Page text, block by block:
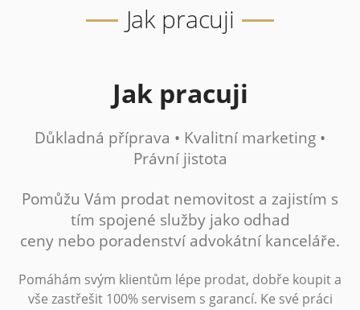
Jak pracuji
Jak pracuji
Důkladná příprava • Kvalitní marketing •
Právní jistota
Pomůžu Vám prodat nemovitost a zajistím s
tím spojené služby jako odhad
ceny nebo poradenství advokátní kanceláře.
Pomáhám svým klientům lépe prodat, dobře koupit a
vše zastřešit 100% servisem s garancí. Ke své práci